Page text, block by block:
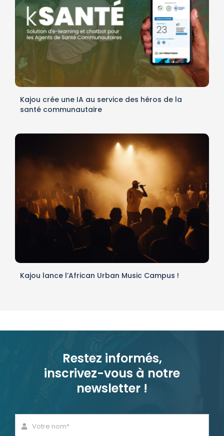
Kajou crée une IA au service des héros de la
santé communautaire
Kajou lance l’African Urban Music Campus !
Restez informés,
inscrivez-vous à notre
newsletter !